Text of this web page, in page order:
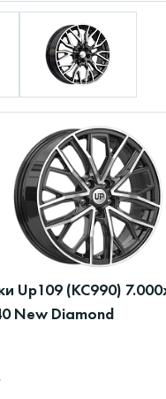
Up109 (КС990)
New Diamond